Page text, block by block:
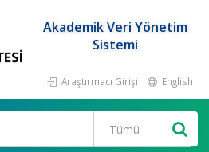
Akademik Veri Yönetim
Sistemi
Araştırmacı Girişi English